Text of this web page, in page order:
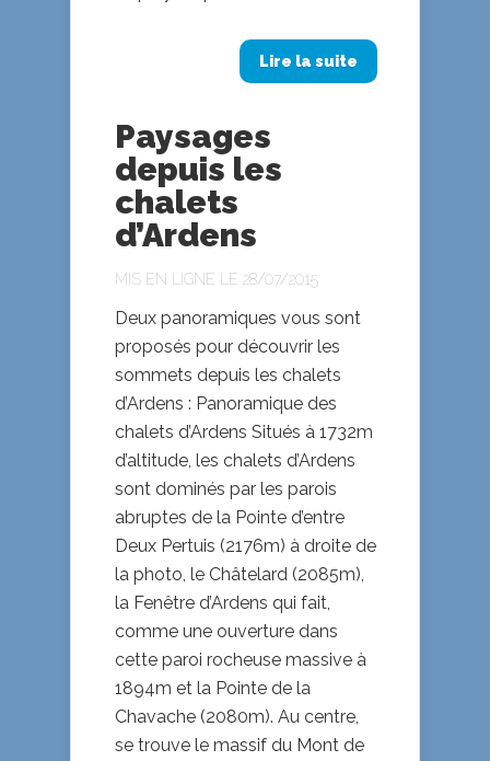
Lire la suite
Paysages
depuis les
chalets
d’Ardens
MIS EN LIGNE LE 28/07/2015
Deux panoramiques vous sont
proposés pour découvrir les
sommets depuis les chalets
d’Ardens : Panoramique des
chalets d’Ardens Situés à 1732m
d’altitude, les chalets d’Ardens
sont dominés par les parois
abruptes de la Pointe d’entre
Deux Pertuis (2176m) à droite de
la photo, le Châtelard (2085m),
la Fenêtre d’Ardens qui fait,
comme une ouverture dans
cette paroi rocheuse massive à
1894m et la Pointe de la
Chavache (2080m). Au centre,
se trouve le massif du Mont de